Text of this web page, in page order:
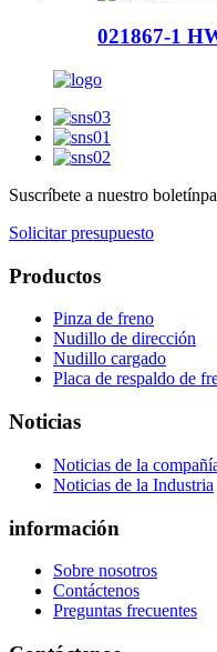
021867-1
Suscríbete a nuestro boletín
Solicitar presupuesto
Productos
Pinza de freno
Nudillo de dirección
Nudillo cargado
Placa de respaldo de
Noticias
Noticias de la
Noticias de la Industria
información
Sobre nosotros
Contáctenos
Preguntas frecuentes